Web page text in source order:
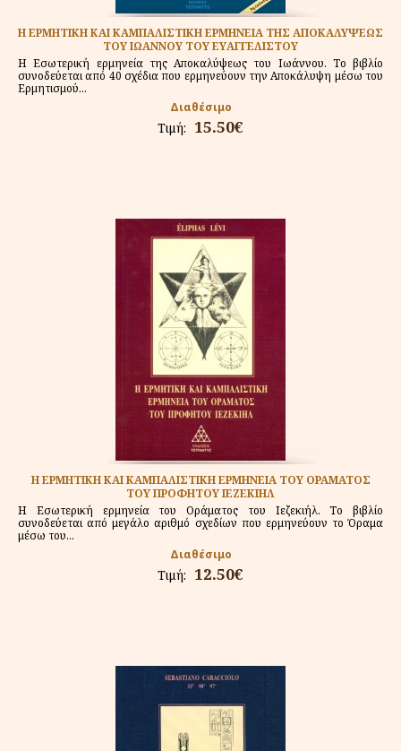
Η ΕΡΜΗΤΙΚΗ ΚΑΙ ΚΑΜΠΑΛΙΣΤΙΚΗ ΕΡΜΗΝΕΙΑ ΤΗΣ ΑΠΟΚΑΛΥΨΕΩΣ
ΤΟΥ ΙΩΑΝΝΟΥ ΤΟΥ ΕΥΑΓΓΕΛΙΣΤΟΥ
Η Εσωτερική ερμηνεία της Αποκαλύψεως του Ιωάννου. Το βιβλίο
συνοδεύεται από 40 σχέδια που ερμηνεύουν την Αποκάλυψη μέσω του
Ερμητισμού...
Διαθέσιμο
Τιμή: 15.50€
Η ΕΡΜΗΤΙΚΗ ΚΑΙ ΚΑΜΠΑΛΙΣΤΙΚΗ ΕΡΜΗΝΕΙΑ ΤΟΥ ΟΡΑΜΑΤΟΣ
ΤΟΥ ΠΡΟΦΗΤΟΥ ΙΕΖΕΚΙΗΛ
Η Εσωτερική ερμηνεία του Οράματος του Ιεζεκιήλ. Το βιβλίο
συνοδεύεται από μεγάλο αριθμό σχεδίων που ερμηνεύουν το Όραμα
μέσω του...
Διαθέσιμο
Τιμή: 12.50€